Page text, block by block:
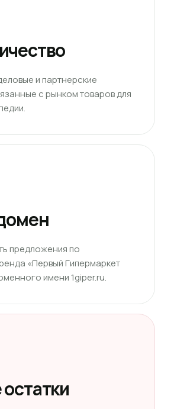
и партнерские
с рынком товаров для
предложения по
«Первый Гипермаркет
имени 1giper.ru.